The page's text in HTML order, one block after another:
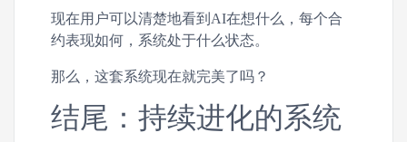
现在用户可以清楚地看到AI在想什么，每个合
约表现如何，系统处于什么状态。
那么，这套系统现在就完美了吗？
结尾：持续进化的系统